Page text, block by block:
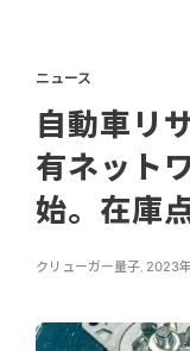
ニュース
自動車リ
有ネット
始。在庫
クリューガー量子, 2023